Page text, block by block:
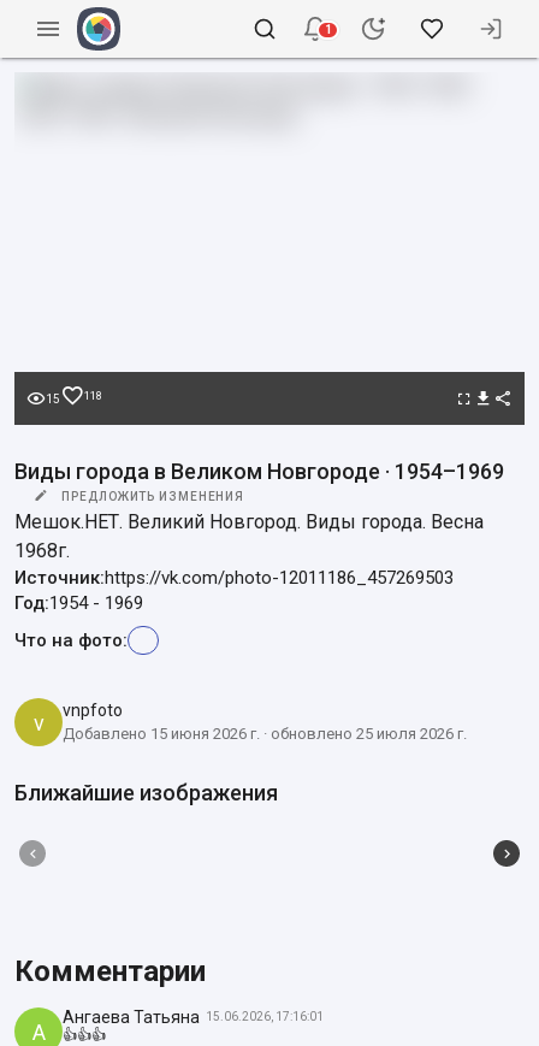
1
15 118
Виды города в Великом Новгороде · 1954–1969
ПРЕДЛОЖИТЬ ИЗМЕНЕНИЯ
Мешок.НЕТ. Великий Новгород. Виды города. Весна
1968г.
Источник:https://vk.com/photo-12011186_457269503
Год:1954- 1969
Что на фото:
v vnpfoto
Добавлено 15 июня 2026 г. · обновлено 25 июля 2026 г.
Ближайшие изображения
Комментарии
А
Ангаева Татьяна 15.06.2026, 17:16:01
👍👍👍